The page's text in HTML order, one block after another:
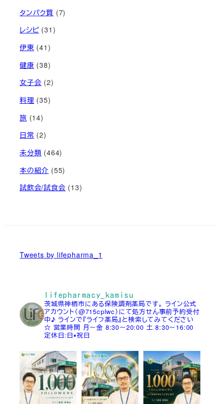
タンパク質 (7)
レシピ(31)
伊東 (41)
健康 (38)
女子会 (2)
料理 (35)
旅 (14)
日常 (2)
未分類 (464)
本の紹介 (55)
試飲会/試食会 (13)
Tweets by lifepharma_1
lifepharmacy_kamisu
茨城県神栖市にある保険調剤薬局です。 ライン公式
アカウント（@715cplwc）にて処方せん事前予約受付
中♪ ラインで『ライフ薬局』と検索してみてください
☆ 営業時間 月～金 8:30～20:00 土 8:30～16:00
定休日:日▪祝日